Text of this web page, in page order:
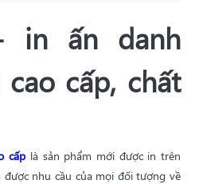
in ấn danh
cấp, chất
cấp là sản phẩm mới được in trên
nhu cầu của mọi đối tượng về